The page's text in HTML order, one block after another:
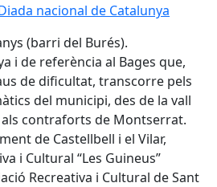
nacional de Catalunya
nacional de Catalunya
(barri del Burés).
i de referència al Bages que,
de dificultat, transcorre pels
del municipi, des de la vall
contraforts de Montserrat.
de Castellbell i el Vilar,
i Cultural “Les Guineus”
Recreativa i Cultural de Sant